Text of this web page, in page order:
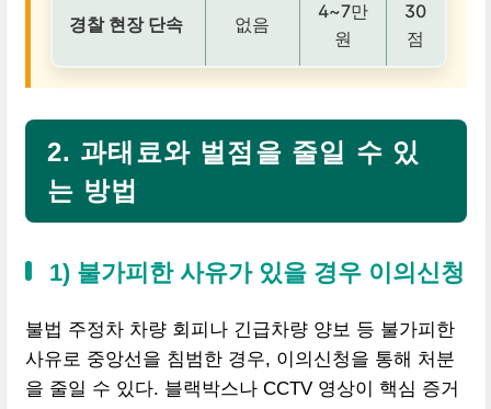
경찰 현장 단속 없음
4~7만
원
30
점
2. 과태료와 벌점을 줄일 수 있
는 방법
1) 불가피한 사유가 있을 경우 이의신청
불법 주정차 차량 회피나 긴급차량 양보 등 불가피한
사유로 중앙선을 침범한 경우, 이의신청을 통해 처분
을 줄일 수 있다. 블랙박스나 CCTV 영상이 핵심 증거